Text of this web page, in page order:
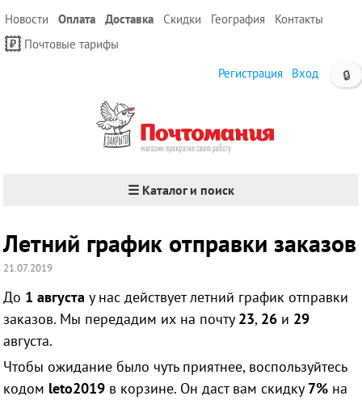
Новости Оплата Доставка Скидки География
Контакты
Почтовые тарифы
🔒
Регистрация Вход
☰ Каталог и поиск
Летний график отправки заказов
21.07.2019
До 1 августа у нас действует летний график отправки
заказов. Мы передадим их на почту 23, 26 и 29
августа.
Чтобы ожидание было чуть приятнее, воспользуйтесь
кодом leto2019 в корзине. Он даст вам скидку 7% на